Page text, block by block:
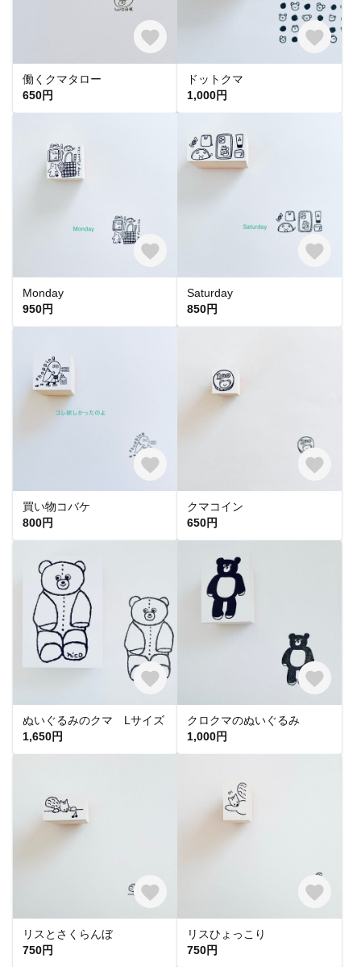
働くクマタロー
650円
ドットクマ
1,000円
Monday
950円
Saturday
850円
買い物コバケ
800円
クマコイン
650円
ぬいぐるみのクマ Lサイズ
1,650円
クロクマのぬいぐるみ
1,000円
リスとさくらんぼ
750円
リスひょっこり
750円